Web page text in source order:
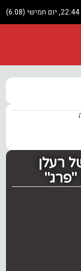
רעלן